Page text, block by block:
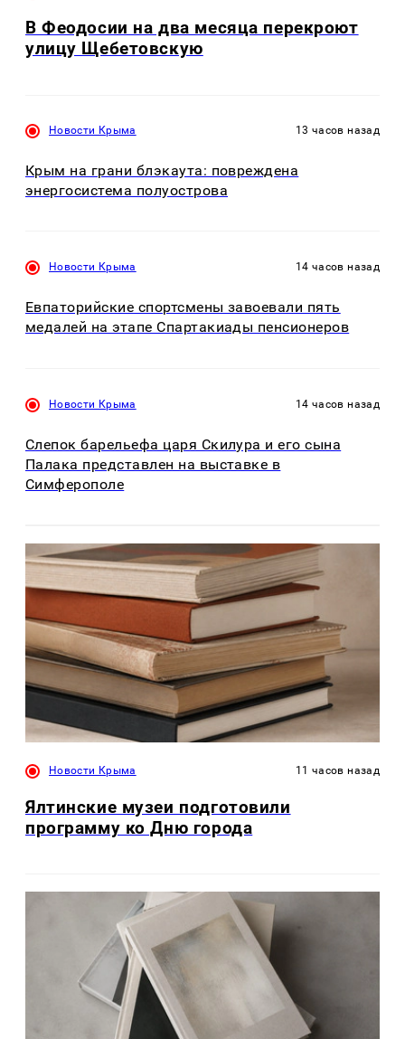
В Феодосии на два месяца перекроют
улицу Щебетовскую
Новости Крыма 13 часов назад
Крым на грани блэкаута: повреждена
энергосистема полуострова
Новости Крыма 14 часов назад
Евпаторийские спортсмены завоевали пять
медалей на этапе Спартакиады пенсионеров
Новости Крыма 14 часов назад
Слепок барельефа царя Скилура и его сына
Палака представлен на выставке в
Симферополе
Новости Крыма 11 часов назад
Ялтинские музеи подготовили
программу ко Дню города